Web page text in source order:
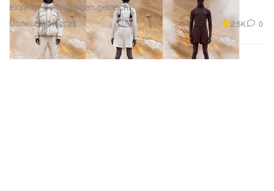
Mode
extreme Bedingungen gemacht.
Oct 21, 2025 2.5K 0